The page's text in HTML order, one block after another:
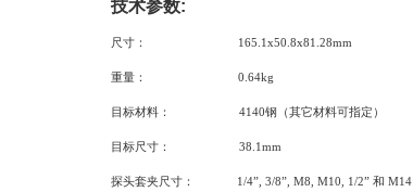
技术参数:
尺寸： 165.1x50.8x81.28mm
重量： 0.64kg
目标材料： 4140钢（其它材料可指定）
目标尺寸： 38.1mm
探头套夹尺寸： 1/4”, 3/8”, M8, M10, 1/2” 和 M14